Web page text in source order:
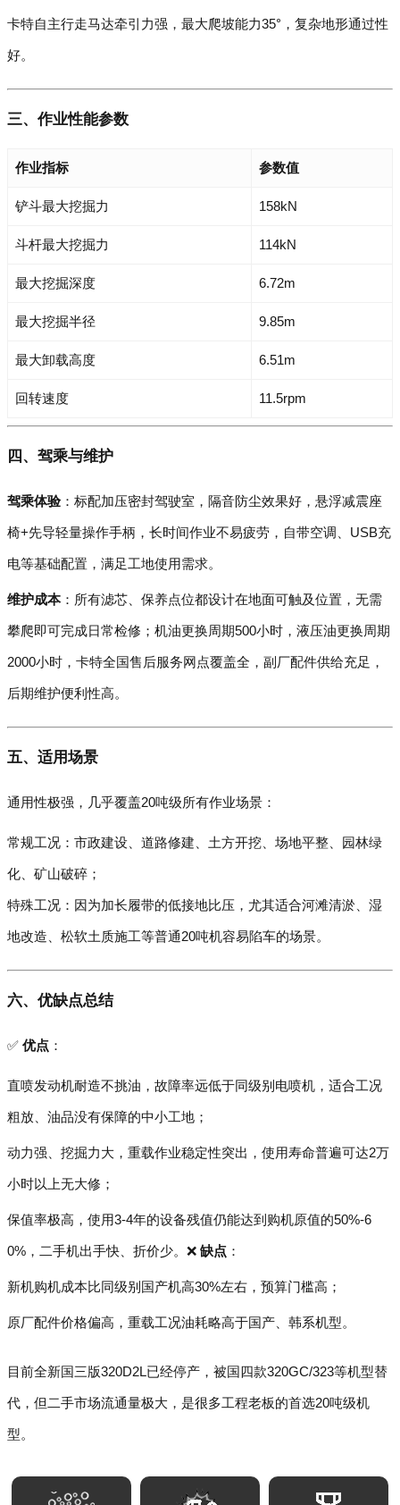
卡特自主行走马达牵引力强，最大爬坡能力35°，复杂地形通过性
好。
三、作业性能参数
作业指标 参数值
铲斗最大挖掘力 158kN
斗杆最大挖掘力 114kN
最大挖掘深度 6.72m
最大挖掘半径 9.85m
最大卸载高度 6.51m
回转速度 11.5rpm
四、驾乘与维护
驾乘体验：标配加压密封驾驶室，隔音防尘效果好，悬浮减震座
椅+先导轻量操作手柄，长时间作业不易疲劳，自带空调、USB充
电等基础配置，满足工地使用需求。
维护成本：所有滤芯、保养点位都设计在地面可触及位置，无需
攀爬即可完成日常检修；机油更换周期500小时，液压油更换周期
2000小时，卡特全国售后服务网点覆盖全，副厂配件供给充足，
后期维护便利性高。
五、适用场景
通用性极强，几乎覆盖20吨级所有作业场景：
常规工况：市政建设、道路修建、土方开挖、场地平整、园林绿
化、矿山破碎；
特殊工况：因为加长履带的低接地比压，尤其适合河滩清淤、湿
地改造、松软土质施工等普通20吨机容易陷车的场景。
六、优缺点总结
✅ 优点 ：
直喷发动机耐造不挑油，故障率远低于同级别电喷机，适合工况
粗放、油品没有保障的中小工地；
动力强、挖掘力大，重载作业稳定性突出，使用寿命普遍可达2万
小时以上无大修；
保值率极高，使用3-4年的设备残值仍能达到购机原值的50%-6
0%，二手机出手快、折价少。❌ 缺点 ：
新机购机成本比同级别国产机高30%左右，预算门槛高；
原厂配件价格偏高，重载工况油耗略高于国产、韩系机型。
目前全新国三版320D2L已经停产，被国四款320GC/323等机型替
代，但二手市场流通量极大，是很多工程老板的首选20吨级机
型。